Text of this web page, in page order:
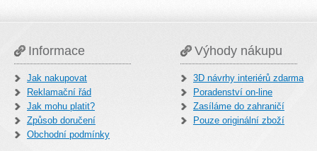
Informace
Jak nakupovat
Reklamační řád
Jak mohu platit?
Způsob doručení
Obchodní podmínky
Výhody nákupu
3D návrhy interiérů zdarma
Poradenství on-line
Zasíláme do zahraničí
Pouze originální zboží